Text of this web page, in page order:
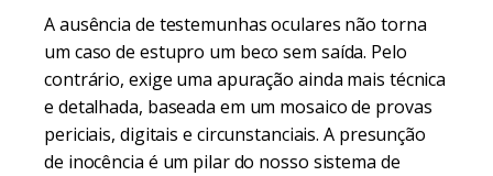
A ausência de testemunhas oculares não torna
um caso de estupro um beco sem saída. Pelo
contrário, exige uma apuração ainda mais técnica
e detalhada, baseada em um mosaico de provas
periciais, digitais e circunstanciais. A presunção
de inocência é um pilar do nosso sistema de